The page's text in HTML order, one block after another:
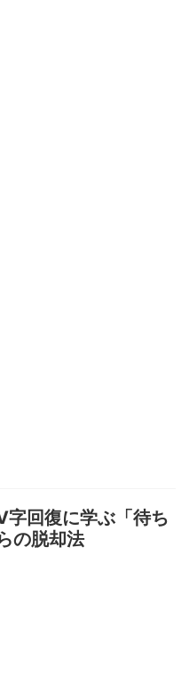
字回復に学ぶ「待ち
の脱却法